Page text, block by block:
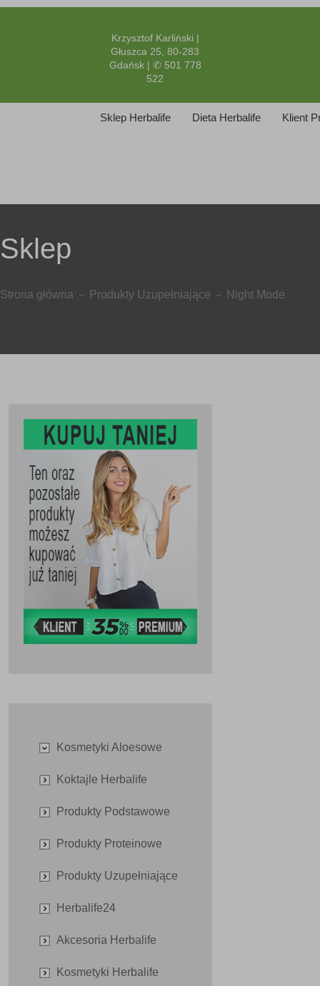
Krzysztof Karliński |
Głuszca 25, 80-283
Gdańsk | ✆ 501 778
522
Sklep Herbalife Dieta Herbalife Klient
Sklep
Strona główna Produkty Uzupełniające Night Mode
Kosmetyki Aloesowe
Koktajle Herbalife
Produkty Podstawowe
Produkty Proteinowe
Produkty Uzupełniające
Herbalife24
Akcesoria Herbalife
Kosmetyki Herbalife